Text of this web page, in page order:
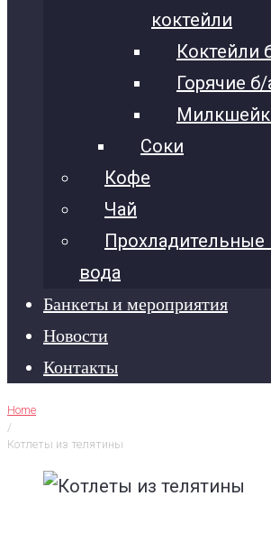
коктейли
Коктейли
Горячие
Соки
Кофе
Чай
Прохладительные
вода
Банкеты и мероприятия
Новости
Контакты
Home
/
Котлеты из телятины